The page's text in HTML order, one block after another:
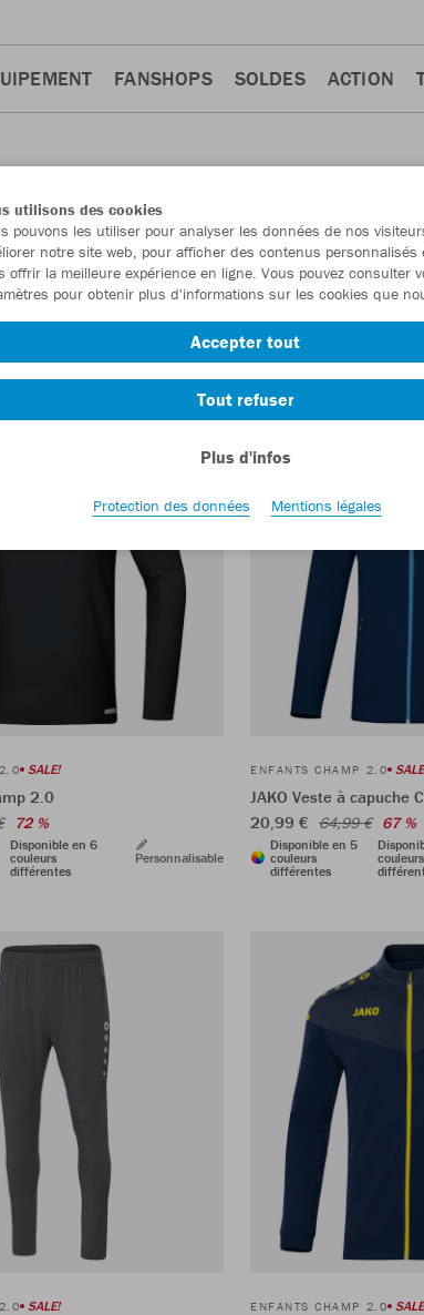
FANSHOPS SOLDES ACTION
4
SALE!
2.0
72 %
Disponible en 6
couleurs
différentes
Personnalisable
ENFANTS CHAMP 2.0
JAKO Veste à capuche
20,99 € 64,99 € 67 %
Disponible en 5
couleurs
différentes
couleurs
SALE! ENFANTS CHAMP 2.0
utilisons des cookies
pouvons les utiliser pour analyser les données de nos
notre site web, pour afficher des contenus personnalisés
offrir la meilleure expérience en ligne. Vous pouvez consulter
pour obtenir plus d'informations sur les cookies que
Accepter tout
Tout refuser
Plus d'infos
Protection des données Mentions légales